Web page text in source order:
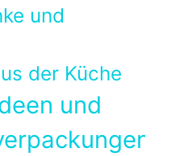
und
der Küche
und